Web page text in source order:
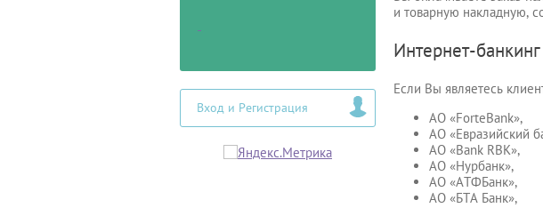
Вход и Регистрация
и товарную накладную,
Интернет-банкинг
Если Вы являетесь
АО «ForteBank»,
АО «Евразийский
АО «Bank RBK»,
АО «Нурбанк»,
АО «АТФБанк»,
АО «БТА Банк»,